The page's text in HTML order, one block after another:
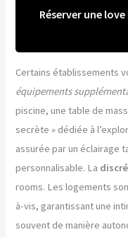
Réserver une
Certains établissements
équipements
piscine, une table de
secrète » dédiée à
assurée par un éclairage
personnalisable. La
rooms. Les logements
à-vis, garantissant une
souvent de manière